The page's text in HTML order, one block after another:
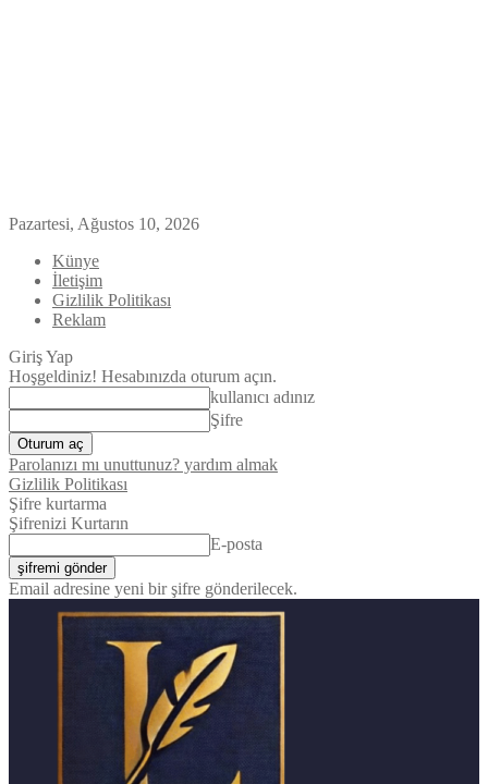
Pazartesi, Ağustos 10, 2026
Künye
İletişim
Gizlilik Politikası
Reklam
Giriş Yap
Hoşgeldiniz! Hesabınızda oturum açın.
kullanıcı adınız
Şifre
Parolanızı mı unuttunuz? yardım almak
Gizlilik Politikası
Şifre kurtarma
Şifrenizi Kurtarın
E-posta
Email adresine yeni bir şifre gönderilecek.